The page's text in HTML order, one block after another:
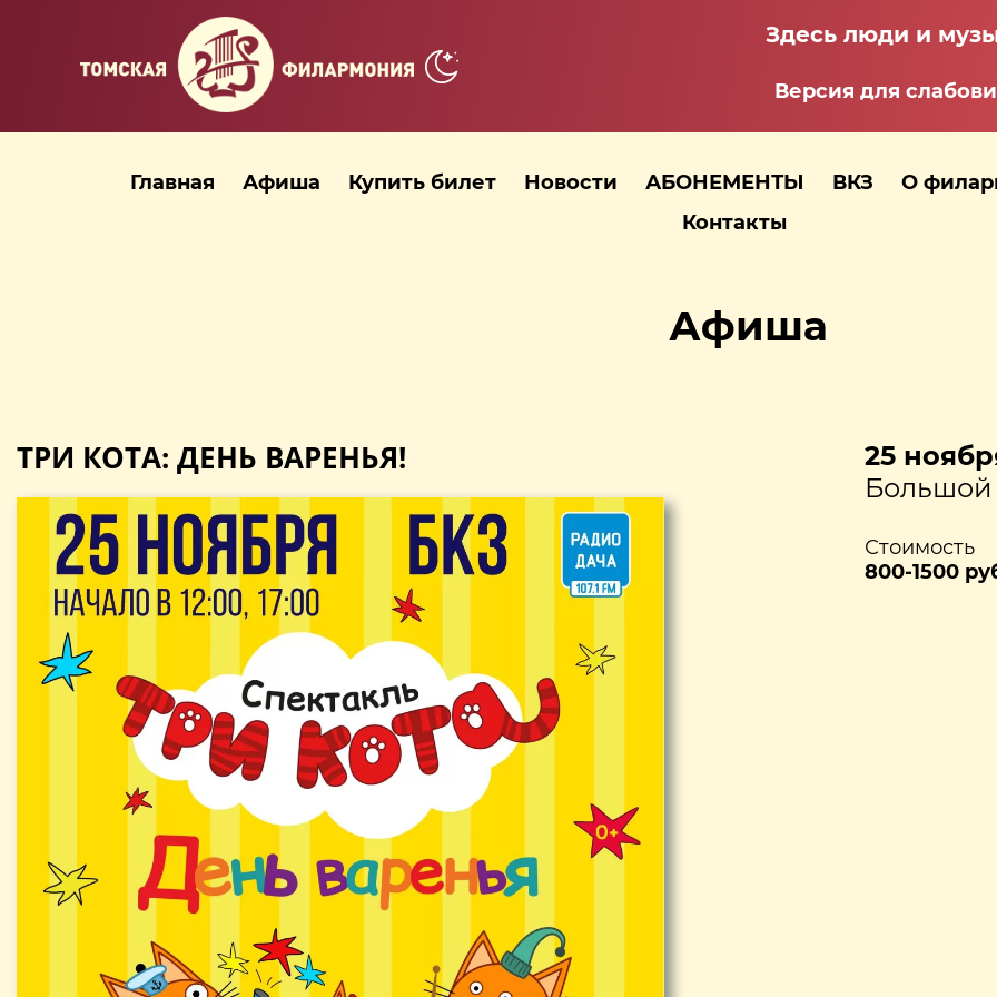
Здесь люди и
Версия для
Главная Афиша Купить билет Новости АБОНЕМЕНТЫ ВКЗ О
Контакты
Афиша
ТРИ КОТА: ДЕНЬ ВАРЕНЬЯ!
25
Большой
Стоимость
800-1500